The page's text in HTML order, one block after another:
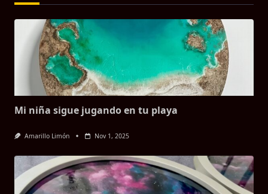
Mi niña sigue jugando en tu playa
Amarillo Limón Nov 1, 2025